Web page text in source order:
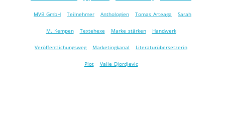
MVB GmbH Teilnehmer Anthologien Tomas Arteaga Sarah
M. Kempen Textehexe Marke stärken Handwerk
Veröffentlichungsweg Marketingkanal Literaturübersetzerin
Plot Valie Djordjevic